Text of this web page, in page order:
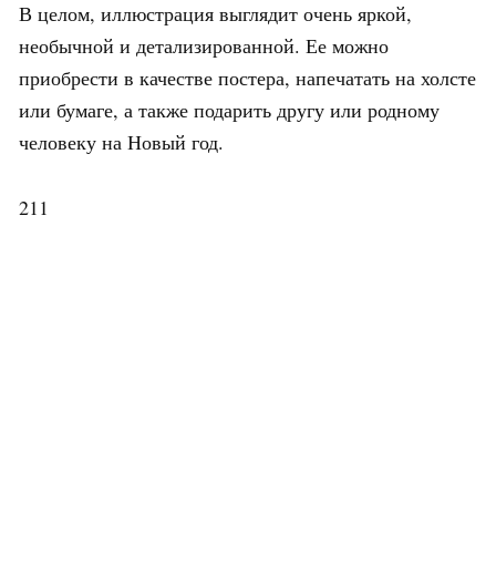
В целом, иллюстрация выглядит очень яркой,
необычной и детализированной. Ее можно
приобрести в качестве постера, напечатать на холсте
или бумаге, а также подарить другу или родному
человеку на Новый год.
211